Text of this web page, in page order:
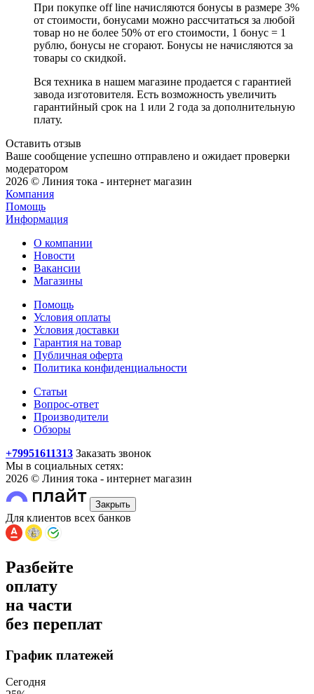
При покупке off line начисляются бонусы в размере 3%
от стоимости, бонусами можно рассчитаться за любой
товар но не более 50% от его стоимости, 1 бонус = 1
рублю, бонусы не сгорают. Бонусы не начисляются за
товары со скидкой.
Вся техника в нашем магазине продается с гарантией
завода изготовителя. Есть возможность увеличить
гарантийный срок на 1 или 2 года за дополнительную
плату.
Оставить отзыв
Ваше сообщение успешно отправлено и ожидает проверки
модератором
2026 © Линия тока - интернет магазин
Компания
Помощь
Информация
О компании
Новости
Вакансии
Магазины
Помощь
Условия оплаты
Условия доставки
Гарантия на товар
Публичная оферта
Политика конфиденциальности
Статьи
Вопрос-ответ
Производители
Обзоры
+79951611313 Заказать звонок
Мы в социальных сетях:
2026 © Линия тока - интернет магазин
Закрыть
Для клиентов всех банков
Разбейте
оплату
на части
без переплат
График платежей
Сегодня